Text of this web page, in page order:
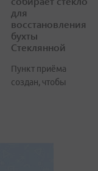
для
восстановления
бухты
Стеклянной
Пункт приёма
создан, чтобы